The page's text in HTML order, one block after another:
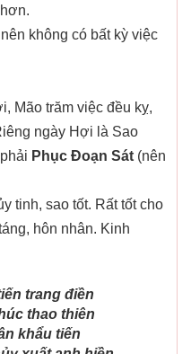
không có bất kỳ việc
Mão trăm việc đều kỵ,
ngày Hợi là Sao
Phục Đoạn Sát (nên
tinh, sao tốt. Rất tốt cho
hôn nhân. Kinh
trang điền
thao thiên
khẩu tiến